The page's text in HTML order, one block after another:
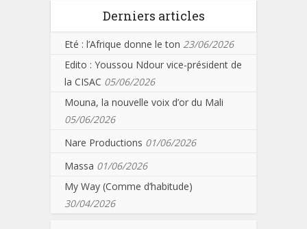
Derniers articles
Eté : l’Afrique donne le ton 23/06/2026
Edito : Youssou Ndour vice-président de
la CISAC 05/06/2026
Mouna, la nouvelle voix d’or du Mali
05/06/2026
Nare Productions 01/06/2026
Massa 01/06/2026
My Way (Comme d’habitude)
30/04/2026